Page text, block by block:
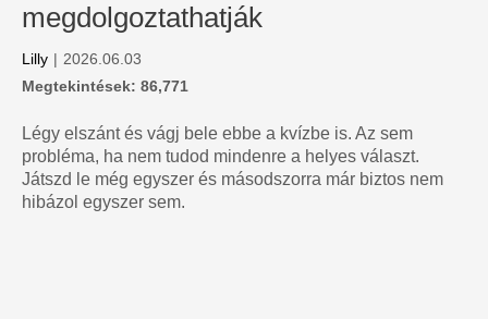
megdolgoztathatják
Lilly | 2026.06.03
Megtekintések: 86,771
Légy elszánt és vágj bele ebbe a kvízbe is. Az sem
probléma, ha nem tudod mindenre a helyes választ.
Játszd le még egyszer és másodszorra már biztos nem
hibázol egyszer sem.